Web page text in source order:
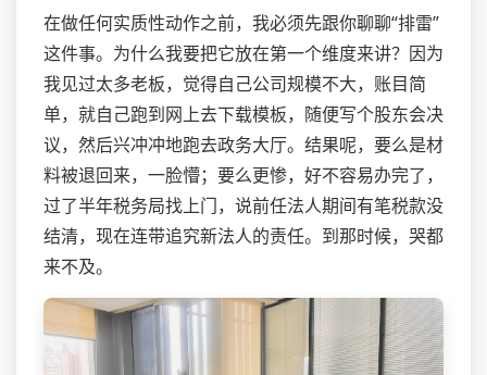
在做任何实质性动作之前，我必须先跟你聊聊“排雷”
这件事。为什么我要把它放在第一个维度来讲？因为
我见过太多老板，觉得自己公司规模不大，账目简
单，就自己跑到网上去下载模板，随便写个股东会决
议，然后兴冲冲地跑去政务大厅。结果呢，要么是材
料被退回来，一脸懵；要么更惨，好不容易办完了，
过了半年税务局找上门，说前任法人期间有笔税款没
结清，现在连带追究新法人的责任。到那时候，哭都
来不及。